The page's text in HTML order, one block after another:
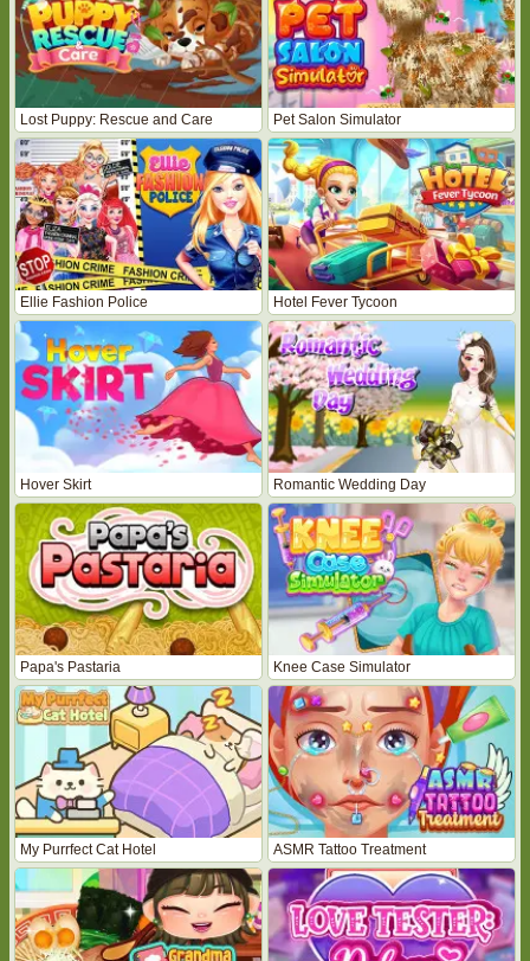
Lost Puppy: Rescue and Care Pet Salon Simulator
Ellie Fashion Police Hotel Fever Tycoon
Hover Skirt Romantic Wedding Day
Papa's Pastaria Knee Case Simulator
My Purrfect Cat Hotel ASMR Tattoo Treatment